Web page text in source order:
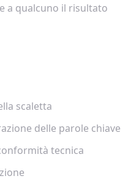
a qualcuno il risultato
scaletta
delle parole chiave
tecnica